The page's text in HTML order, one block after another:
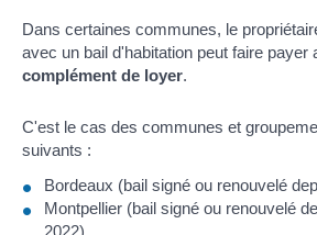
Dans certaines communes, le
avec un bail d'habitation peut faire payer
complément de loyer.
C'est le cas des communes et
suivants :
Bordeaux (bail signé ou renouvelé
Montpellier (bail signé ou renouvelé
2022)